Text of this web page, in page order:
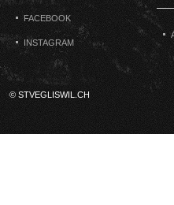
FACEBOOK
INSTAGRAM
© STVEGLISWIL.CH